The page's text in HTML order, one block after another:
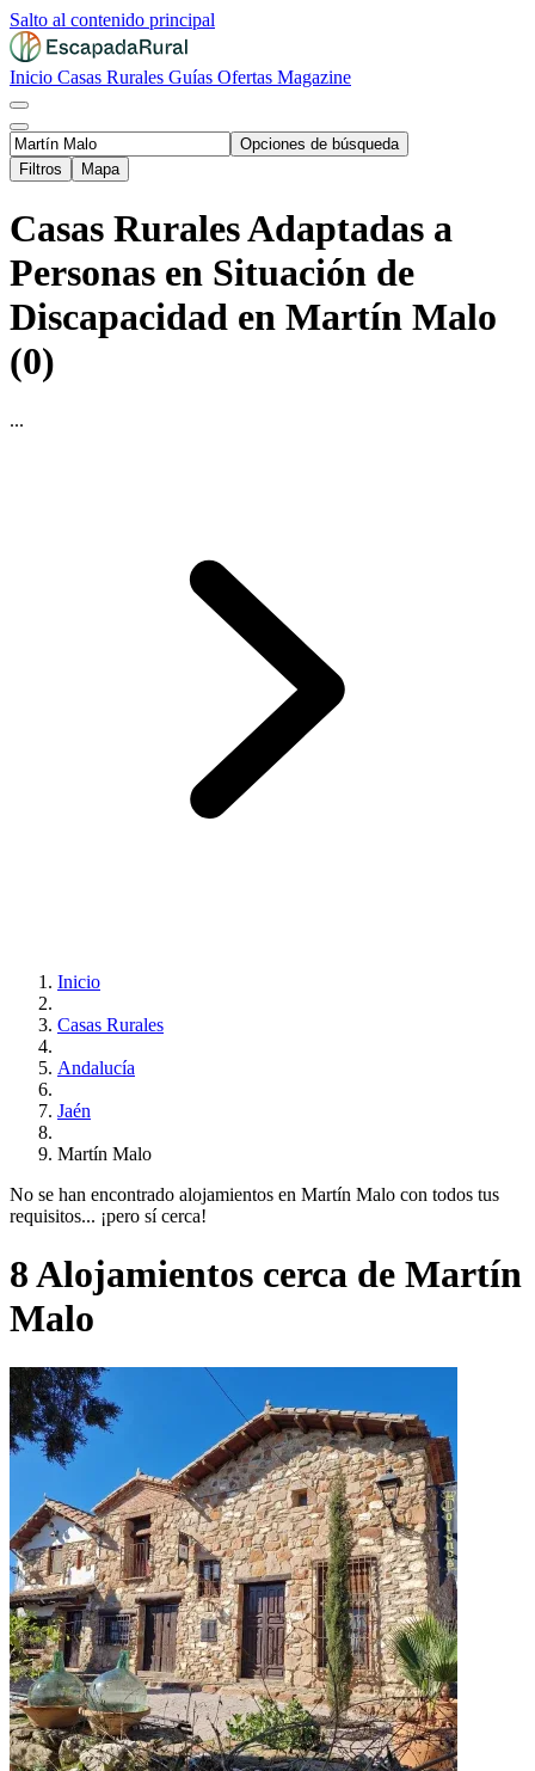
Salto al contenido principal
Inicio Casas Rurales Guías Ofertas Magazine
Opciones de búsqueda
Filtros
Mapa
Casas Rurales Adaptadas a
Personas en Situación de
Discapacidad en Martín Malo
(0)
...
Inicio
Casas Rurales
Andalucía
Jaén
Martín Malo
No se han encontrado alojamientos en Martín Malo con todos tus
requisitos... ¡pero sí cerca!
8 Alojamientos cerca de Martín
Malo